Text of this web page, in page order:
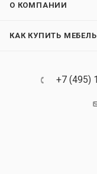
О КОМПАНИИ
КАК КУПИТЬ МЕБЕЛЬ
+7 (495)